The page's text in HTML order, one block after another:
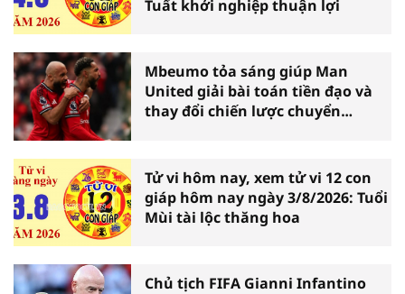
Tuất khởi nghiệp thuận lợi
Mbeumo tỏa sáng giúp Man
United giải bài toán tiền đạo và
thay đổi chiến lược chuyển
Tử vi hôm nay, xem tử vi 12 con
giáp hôm nay ngày 3/8/2026: Tuổi
Mùi tài lộc thăng hoa
Chủ tịch FIFA Gianni Infantino